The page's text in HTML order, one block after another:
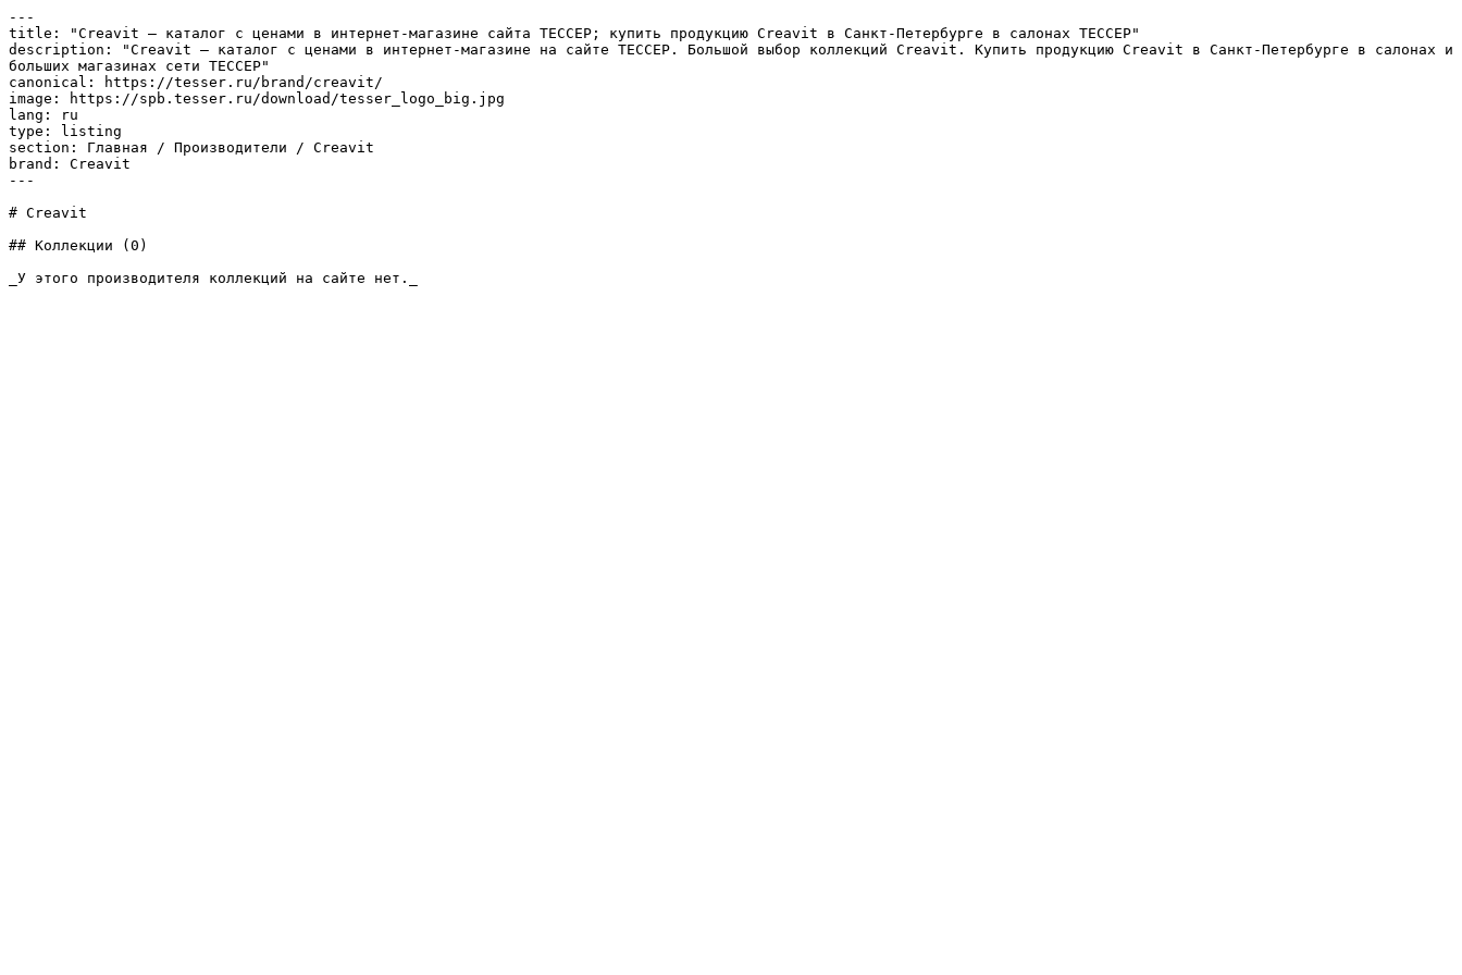
---
title: "Creavit – каталог с ценами в интернет-магазине сайта ТЕССЕР; купить продукцию Creavit в Санкт-Петербурге в салонах ТЕССЕР"
description: "Creavit – каталог с ценами в интернет-магазине на сайте ТЕССЕР. Большой выбор коллекций Creavit. Купить продукцию Creavit в Санкт-Петербурге в салонах и
больших магазинах сети ТЕССЕР"
canonical: https://tesser.ru/brand/creavit/
image: https://spb.tesser.ru/download/tesser_logo_big.jpg
lang: ru
type: listing
section: Главная / Производители / Creavit
brand: Creavit
---
# Creavit
## Коллекции (0)
_У этого производителя коллекций на сайте нет._